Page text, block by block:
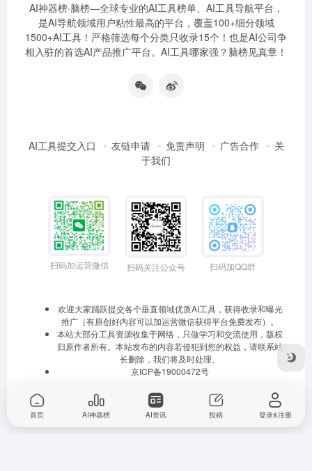
AI神器榜·脑榜—全球专业的AI工具榜单、AI工具导航平台，
是AI导航领域用户粘性最高的平台，覆盖100+细分领域
1500+AI工具！严格筛选每个分类只收录15个！也是AI公司争
相入驻的首选AI产品推广平台。AI工具哪家强？脑榜见真章！
AI工具提交入口 友链申请 免责声明 广告合作
关
于我们
扫码加运营微信 扫码关注公众号 扫码加QQ群
欢迎大家踊跃提交各个垂直领域优质AI工具，获得收录和曝光
推广（有原创好内容可以加运营微信获得平台免费发布）。
本站大部分工具资源收集于网络，只做学习和交流使用，版权
归原作者所有。本站发布的内容若侵犯到您的权益，请联系站
长删除，我们将及时处理。
京ICP备19000472号
首页 AI神器榜 AI资讯 投稿 登录&注册